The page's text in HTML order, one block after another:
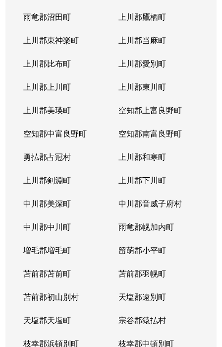
雨竜郡沼田町 上川郡鷹栖町
上川郡東神楽町 上川郡当麻町
上川郡比布町 上川郡愛別町
上川郡上川町 上川郡東川町
上川郡美瑛町 空知郡上富良野町
空知郡中富良野町 空知郡南富良野町
勇払郡占冠村 上川郡和寒町
上川郡剣淵町 上川郡下川町
中川郡美深町 中川郡音威子府村
中川郡中川町 雨竜郡幌加内町
増毛郡増毛町 留萌郡小平町
苫前郡苫前町 苫前郡羽幌町
苫前郡初山別村 天塩郡遠別町
天塩郡天塩町 宗谷郡猿払村
枝幸郡浜頓別町 枝幸郡中頓別町